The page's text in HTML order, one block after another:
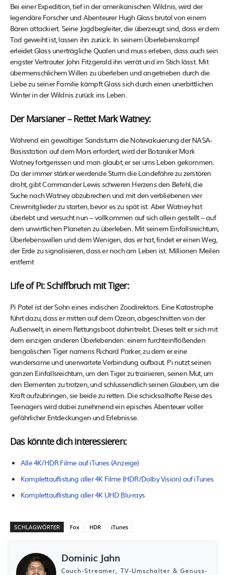
Bei einer Expedition, tief in der amerikanischen Wildnis, wird der
legendäre Forscher und Abenteurer Hugh Glass brutal von einem
Bären attackiert. Seine Jagdbegleiter, die überzeugt sind, dass er dem
Tod geweiht ist, lassen ihn zurück. In seinem Überlebenskampf
erleidet Glass unerträgliche Qualen und muss erleben, dass auch sein
engster Vertrauter John Fitzgerald ihn verrät und im Stich lässt. Mit
übermenschlichem Willen zu überleben und angetrieben durch die
Liebe zu seiner Familie kämpft Glass sich durch einen unerbittlichen
Winter in der Wildnis zurück ins Leben.
Der Marsianer – Rettet Mark Watney:
Während ein gewaltiger Sandsturm die Notevakuierung der NASA-
Basisstation auf dem Mars erfordert, wird der Botaniker Mark
Watney fortgerissen und man glaubt, er sei ums Leben gekommen.
Da der immer stärker werdende Sturm die Landefähre zu zerstören
droht, gibt Commander Lewis schweren Herzens den Befehl, die
Suche nach Watney abzubrechen und mit den verbliebenen vier
Crewmitglieder zu starten, bevor es zu spät ist. Aber Watney hat
überlebt und versucht nun – vollkommen auf sich allein gestellt – auf
dem unwirtlichen Planeten zu überleben. Mit seinem Einfallsreichtum,
Überlebenswillen und dem Wenigen, das er hat, findet er einen Weg,
der Erde zu signalisieren, dass er noch am Leben ist. Millionen Meilen
entfernt
Life of Pi: Schiffbruch mit Tiger:
Pi Patel ist der Sohn eines indischen Zoodirektors. Eine Katastrophe
führt dazu, dass er mitten auf dem Ozean, abgeschnitten von der
Außenwelt, in einem Rettungsboot dahintreibt. Dieses teilt er sich mit
dem einzigen anderen Überlebenden: einem furchteinflößenden
bengalischen Tiger namens Richard Parker, zu dem er eine
wundersame und unerwartete Verbindung aufbaut. Pi nutzt seinen
ganzen Einfallsreichtum, um den Tiger zu trainieren, seinen Mut, um
den Elementen zu trotzen, und schlussendlich seinen Glauben, um die
Kraft aufzubringen, sie beide zu retten. Die schicksalhafte Reise des
Teenagers wird dabei zunehmend ein episches Abenteuer voller
gefährlicher Entdeckungen und Erlebnisse.
Das könnte dich interessieren:
Alle 4K/HDR Filme auf iTunes (Anzeige)
Komplettauflistung aller 4K Filme (HDR/Dolby Vision) auf iTunes
Komplettauflistung aller 4K UHD Blu-rays
SCHLAGWÖRTER Fox HDR iTunes
Dominic Jahn
Couch-Streamer, TV-Umschalter & Genuss-